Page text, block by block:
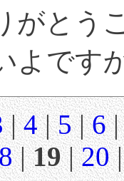
がとう
よです
|4|5|6
|19|20